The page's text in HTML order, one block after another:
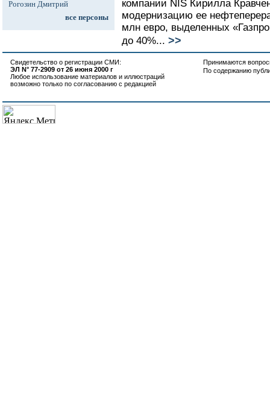
Рогозин Дмитрий
все персоны
компании NIS Кирилла
модернизацию ее
млн евро, выделенных
до 40%... >>
Свидетельство о регистрации СМИ:
ЭЛ N° 77-2909 от 26 июня 2000 г
Любое использование материалов и иллюстраций
возможно только по согласованию с редакцией
Принимаются
По содержанию